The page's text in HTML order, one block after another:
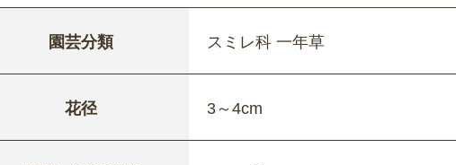
園芸分類 スミレ科 一年草
花径 3～4cm